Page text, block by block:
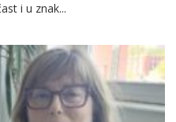
i u znak...